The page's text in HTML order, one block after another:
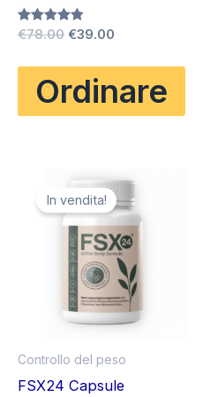
Valutato
€78.00 Il
originale
era:
€78.00.
€39.00
attuale
è:
€39.00.
Ordinare
In vendita!
Controllo del peso
FSX24 Capsule